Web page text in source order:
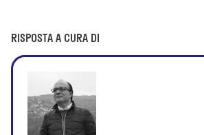
RISPOSTA A CURA DI